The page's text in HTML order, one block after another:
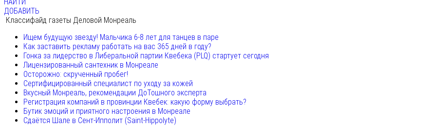
ДОБАВИТЬ
Классифайд газеты Деловой Монреаль
Ищем будущую звезду! Мальчика 6-8 лет для танцев в паре
Как заставить рекламу работать на вас 365 дней в году?
Гонка за лидерство в Либеральной партии Квебека (PLQ) стартует сегодня
Лицензированный сантехник в Монреале
Осторожно: скрученный пробег!
Сертифицированный специалист по уходу за кожей
Вкусный Монреаль, рекомендации ДоТошного эксперта
Регистрация компаний в провинции Квебек: какую форму выбрать?
Бутик эмоций и приятного настроения в Монреале
Сдаётся Шале в Сент-Ипполит (Saint-Hippolyte)